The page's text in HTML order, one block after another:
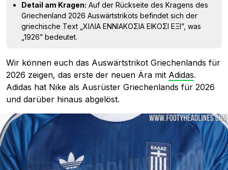
Detail am Kragen: Auf der Rückseite des Kragens des
Griechenland 2026 Auswärtstrikots befindet sich der
griechische Text „ΧΙΛΙΑ ΕΝΝΙΑΚΟΣΙΑ ΕΙΚΟΣΙ ΕΞΙ”, was
„1926” bedeutet.
Wir können euch das Auswärtstrikot Griechenlands für
2026 zeigen, das erste der neuen Ära mit Adidas.
Adidas hat Nike als Ausrüster Griechenlands für 2026
und darüber hinaus abgelöst.